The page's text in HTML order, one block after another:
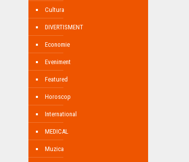
Cultura
DIVERTISMENT
Economie
Eveniment
Featured
Horoscop
International
MEDICAL
Muzica